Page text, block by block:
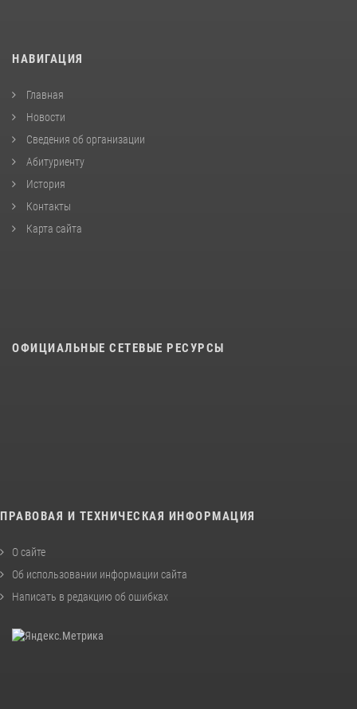
НАВИГАЦИЯ
Главная
Новости
Сведения об организации
Абитуриенту
История
Контакты
Карта сайта
ОФИЦИАЛЬНЫЕ СЕТЕВЫЕ РЕСУРСЫ
ПРАВОВАЯ И ТЕХНИЧЕСКАЯ ИНФОРМАЦИЯ
О сайте
Об использовании информации сайта
Написать в редакцию об ошибках